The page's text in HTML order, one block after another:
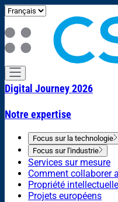
Digital Journey 2026
Notre expertise
Focus sur la technologie
Focus sur l'industrie
Services sur mesure
Comment collaborer
Propriété
Projets européens